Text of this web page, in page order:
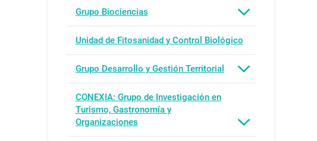
Grupo Biociencias
Unidad de Fitosanidad y Control Biológico
Grupo Desarrollo y Gestión Territorial
CONEXIA: Grupo de Investigación en
Turismo, Gastronomía y
Organizaciones